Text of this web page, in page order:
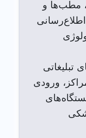
مطب‌ها و
تبلیغاتی
ورودی